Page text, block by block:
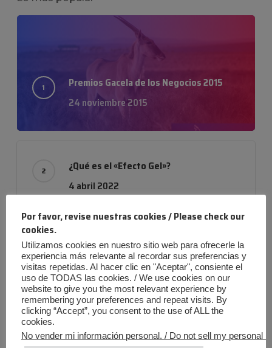
Premios Gacela de los Negocios 2015
24 noviembre 2015
¿Qué es el «Efecto Gel»?
4 abril 2022
Empresa con evolución
24 noviembre 2019
Entradas más recientes
Por favor, revise nuestras cookies / Please check our
cookies.
Utilizamos cookies en nuestro sitio web para ofrecerle la
experiencia más relevante al recordar sus preferencias y
visitas repetidas. Al hacer clic en "Aceptar", consiente el
uso de TODAS las cookies. / We use cookies on our
website to give you the most relevant experience by
remembering your preferences and repeat visits. By
clicking “Accept”, you consent to the use of ALL the
cookies.
No vender mi información personal. / Do not sell my personal